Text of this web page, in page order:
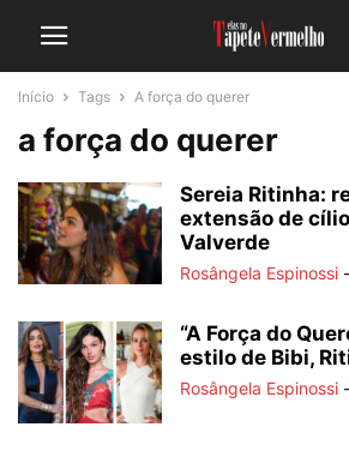
Início Tags A força do querer
a força do querer
Sereia Ritinha:
extensão de
Valverde
Rosângela Espinossi -
“A Força do
estilo de Bibi,
Rosângela Espinossi -